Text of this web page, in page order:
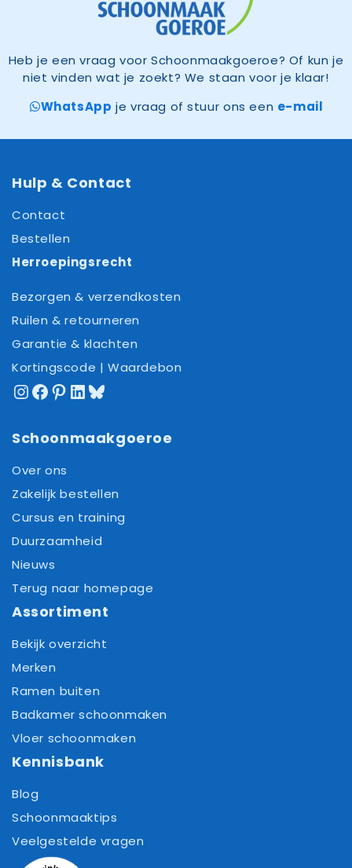
Heb je een vraag voor Schoonmaakgoeroe? Of kun je
niet vinden wat je zoekt? We staan voor je klaar!
WhatsApp je vraag of stuur ons een e-mail
Hulp & Contact
Contact
Bestellen
Herroepingsrecht
Bezorgen & verzendkosten
Ruilen & retourneren
Garantie & klachten
Kortingscode | Waardebon
Instagram
Facebook
Pinterest
LinkedIn
Bluesky
Schoonmaakgoeroe
Over ons
Zakelijk bestellen
Cursus en training
Duurzaamheid
Nieuws
Terug naar homepage
Assortiment
Bekijk overzicht
Merken
Ramen buiten
Badkamer schoonmaken
Vloer schoonmaken
Kennisbank
Blog
Schoonmaaktips
Veelgestelde vragen